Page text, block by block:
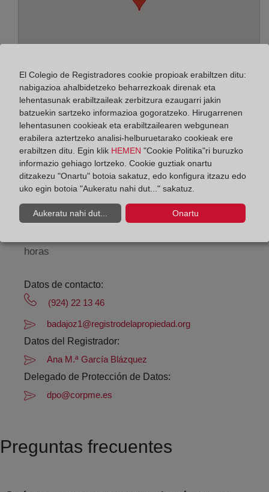
Helbidea:
Plaza de Antonio Amaya Álvarez, s/n, 6003
Horario:
De lunes a viernes de 09:00 a 17:00 horas
Agosto: De lunes a viernes de 09:00 a 14:00 horas
horas
Datos de contacto:
(924) 22 13 46
badajoz1@registrodelapropiedad.org
Datos del Registrador:
Ana M.ª García Blázquez
Delegado de Protección de Datos:
dpo@corpme.es
Preguntas frecuentes
El Colegio de Registradores cookie propioak erabiltzen ditu:
nabigazioa ahalbidetzeko beharrezkoak direnak eta
lehentasunak erabiltzaileak zerbitzura ezaugarri jakin
batzuekin sartzeko informazioa gogoratzeko. Hirugarrenen
lehentasunen cookieak eta erabiltzailearen webgunean
erabilera aztertzeko analisi-helburuetarako cookieak ere
erabiltzen ditu. Egin klik HEMEN "Cookie Politika"ri buruzko
informazio gehiago lortzeko. Cookie guztiak onartu
ditzakezu "Onartu" botoia sakatuz, edo konfigura itzazu edo
uko egin botoia "Aukeratu nahi dut..." sakatuz.
Aukeratu nahi dut... Onartu